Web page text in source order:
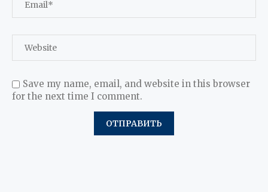
Save my name, email, and website in this browser
for the next time I comment.